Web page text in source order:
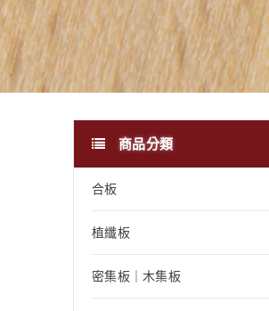
商品分類
合板
植纖板
密集板｜木集板